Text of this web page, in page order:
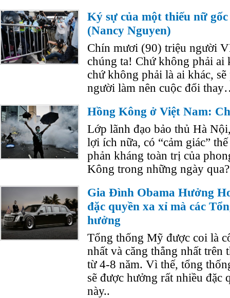
Ký sự của một thiếu nữ
(Nancy Nguyen)
Chín mươi (90) triệu người
chúng ta! Chứ không phải ai
chứ không phải là ai khác,
người làm nên cuộc đổi
Hồng Kông ở Việt Nam:
Lớp lãnh đạo bảo thủ Hà
lợi ích nữa, có “cảm giác”
phản kháng toàn trị của
Kông trong những ngày
Gia Đình Obama Hưởng
đặc quyền xa xỉ mà các
hưởng
Tổng thống Mỹ được coi là
nhất và căng thẳng nhất
từ 4-8 năm. Vì thế, tổng
sẽ được hưởng rất nhiều
này..